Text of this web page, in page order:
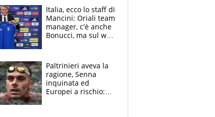
felice del mio livello"
Italia, ecco lo staff di
Mancini: Oriali team
manager, c'è anche
Bonucci, ma sul web
Paltrinieri aveva la
ragione, Senna
inquinata ed
Europei a rischio: